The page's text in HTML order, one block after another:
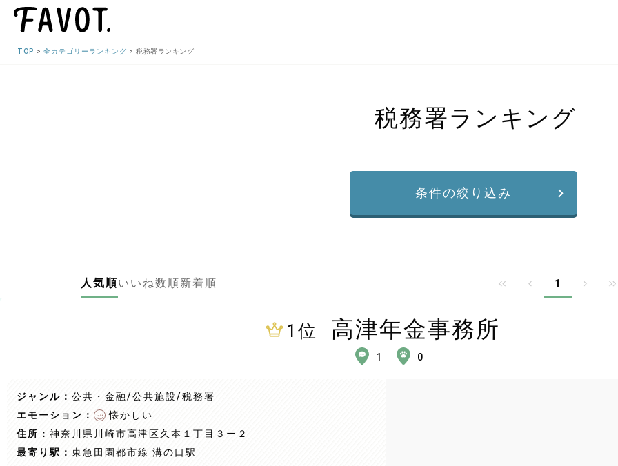
TOP 全カテゴリーランキング 税務署ランキング
税務署ランキング
条件の絞り込み
人気順いいね数順新着順 1
1 位 高津年金事務所
1 0
ジャンル： 公共・金融/公共施設/税務署
エモーション：
懐かしい
住所： 神奈川県川崎市高津区久本１丁目３ー２
最寄り駅： 東急田園都市線 溝の口駅